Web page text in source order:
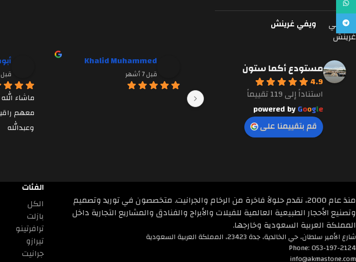
ويفي غرينش
مستودع أكما ستون
4.9
استناداً إلى 119 تقييماً
powered byGoogle
قم بتقييمنا على
احمد فادي الجواد
قبل 7 أشهر
والله جملو  كبير المهندسين
Khalid Muhammed
قبل 7 أشهر قبل 10 أشهر
وعبدالله
منذ عام 2000، نقدم حلولاً فاخرة من الرخام والجرانيت. متخصصون في توريد وتصميم
وتصنيع الأحجار الطبيعية العالمية للفيلات والأبراج والفنادق والمشاريع التجارية داخل
المملكة العربية السعودية وخارجها.
شارع الأمير سلطان، حي الخالدية، جدة 23423، المملكة العربية السعودية
Phone: 053-197-2124
info@akmastone.com
الفئات
الكل
بازلت
ترافرتينو
تيرازو
جرانيت
Telegram